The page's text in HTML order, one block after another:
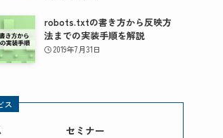
robots.txtの書き方から反映方
法までの実装手順を解説
2019年7月31日
ス
セミナー